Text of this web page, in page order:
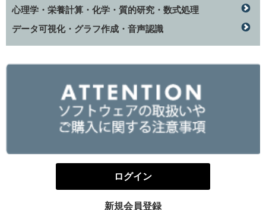
心理学・栄養計算・化学・質的研究・数式処理
データ可視化・グラフ作成・音声認識
ログイン
新規会員登録